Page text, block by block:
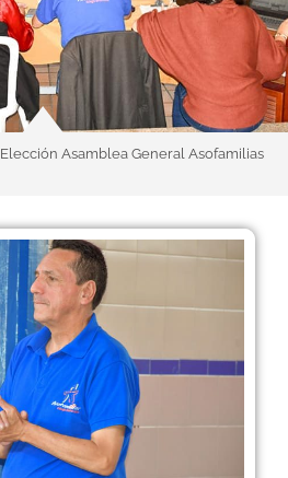
Elección Asamblea General Asofamilias